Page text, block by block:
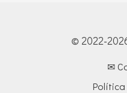
© 2022-
✉
Política